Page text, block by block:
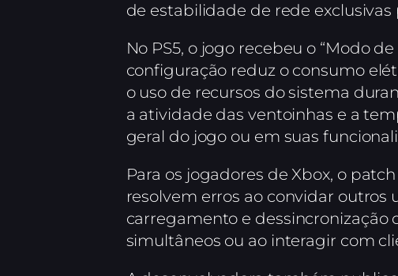
de estabilidade de rede exclusivas
No PS5, o jogo recebeu o “Modo
configuração reduz o consumo
o uso de recursos do sistema
a atividade das ventoinhas e a
geral do jogo ou em suas
Para os jogadores de Xbox, o
resolvem erros ao convidar
carregamento e
simultâneos ou ao interagir com